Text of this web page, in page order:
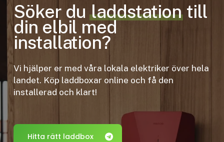
Söker duladdstationtill
din elbil med
installation?
Vi hjälper er med våra lokala elektriker över hela
landet. Köp laddboxar online och få den
installerad och klart!
Hitta rätt laddbox